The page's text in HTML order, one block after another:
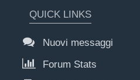
QUICK LINKS
Nuovi messaggi
Forum Stats